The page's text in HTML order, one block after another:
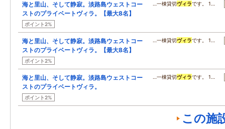
海と里山、そして静寂。淡路島ウェストコー
ストのプライベートヴィラ。【最大8名】
ポイント2%
…一棟貸切ヴィラです。 1…
海と里山、そして静寂。淡路島ウェストコー
ストのプライベートヴィラ。【最大8名】
ポイント2%
…一棟貸切ヴィラです。 1…
海と里山、そして静寂。淡路島ウェストコー
ストのプライベートヴィラ。
ポイント2%
…一棟貸切ヴィラです。 1…
この施